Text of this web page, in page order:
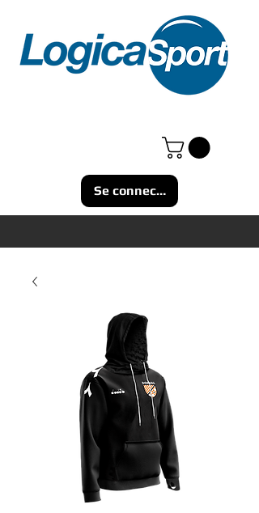
Se connecter